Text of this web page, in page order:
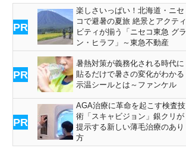
PR
楽しさいっぱい！北海道・ニセ
コで避暑の夏旅 絶景とアクティ
ビティが揃う「ニセコ東急 グラ
ン・ヒラフ」～東急不動産
PR
暑熱対策が義務化される時代に
貼るだけで暑さの変化がわかる
示温シールとは～ファンケル
PR
AGA治療に革命を起こす検査技
術「スキャビジョン」銀クリが
提示する新しい薄毛治療のあり
方